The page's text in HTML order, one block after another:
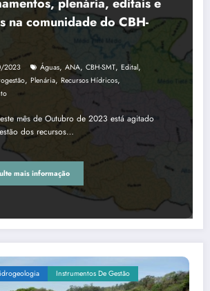
plenária, editais e
na comunidade do CBH-
2023 Águas, ANA, CBH-SMT, Edital,
, Plenária, Recursos Hídricos,
mês de Outubro de 2023 está agitado
dos recursos…
mais informação
Instrumentos De Gestão